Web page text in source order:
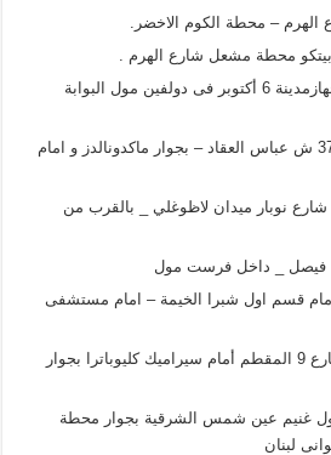
رنين فرع 6أكتوبر : أمام جهازمدينة 6 أكتوبر فى دولفين مول البوابة
رنين فرع عباس_العقاد : 37 ش عباس العقاد – بجوار ماكدونالدز و امام
لاظوغلي :14 ب شارع نوبار ميدان لاظوغلي _ بالقرب من
فيصل _ داخل فرست مول
قسم اول شبرا الخيمة – امام مستشفى
رنين فرع المقطم : 39 شارع 9 المقطم أمام سيراميك كليوباترا بجوار
غنيم عين شمس الشرقية بجوار محطة
لبنان